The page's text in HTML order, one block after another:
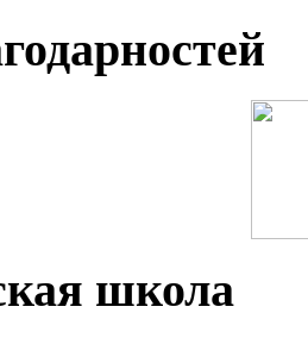
школа